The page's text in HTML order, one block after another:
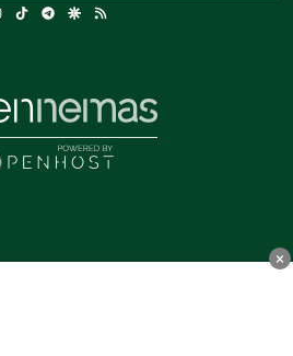
Instagram
TikTokTelegramGoogle Discover
×